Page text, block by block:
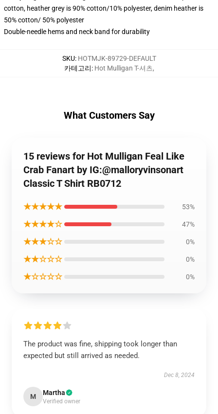
cotton, heather grey is 90% cotton/10% polyester, denim heather is
50% cotton/ 50% polyester
Double-needle hems and neck band for durability
SKU: HOTMJK-89729-DEFAULT
카테고리: Hot Mulligan T-셔츠,
What Customers Say
15 reviews for Hot Mulligan Feal Like
Crab Fanart by IG:@malloryvinsonart
Classic T Shirt RB0712
★★★★★ 53%
★★★★☆ 47%
★★★☆☆ 0%
★★☆☆☆ 0%
★☆☆☆☆ 0%
The product was fine, shipping took longer than
expected but still arrived as needed.
Dec 8, 2024
M Martha
Verified owner